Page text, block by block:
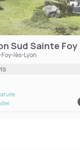
Sud Sainte Foy
lès-Lyon